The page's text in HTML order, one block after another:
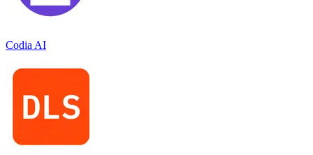
Codia AI